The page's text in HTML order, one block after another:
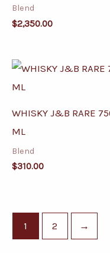
Blend
$2,350.00
WHISKY J&B RARE
ML
Blend
$310.00
1 2 →